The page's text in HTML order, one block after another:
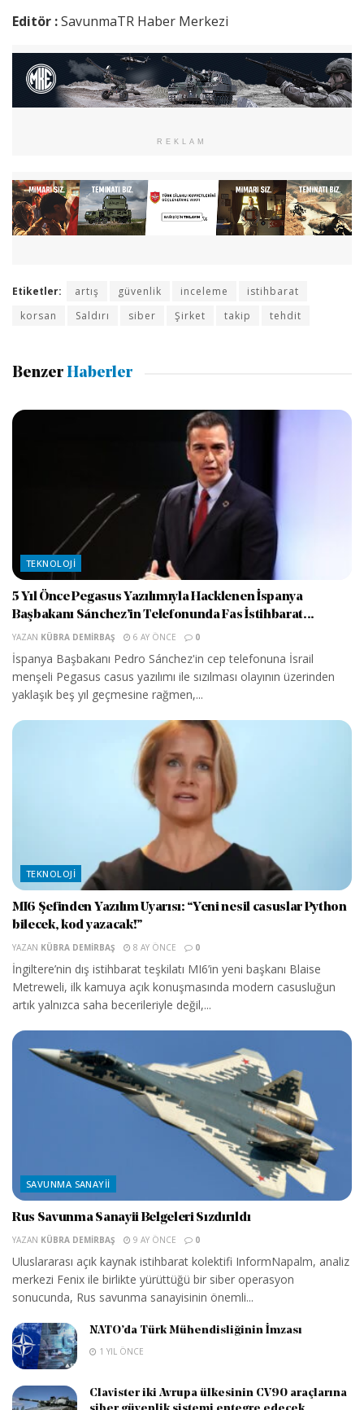
Editör :SavunmaTR Haber Merkezi
REKLAM
Etiketler: artış güvenlik inceleme
istihbarat
korsan
Saldırı siber Şirket takip tehdit
Benzer Haberler
TEKNOLOJI
5 Yıl Önce Pegasus Yazılımıyla Hacklenen İspanya
Başbakanı Sánchez’in Telefonunda Fas İstihbarat...
YAZAN KÜBRA DEMIRBAŞ 6 AY ÖNCE 0
İspanya Başbakanı Pedro Sánchez'in cep telefonuna İsrail
menşeli Pegasus casus yazılımı ile sızılması olayının üzerinden
yaklaşık beş yıl geçmesine rağmen,...
TEKNOLOJI
MI6 Şefinden Yazılım Uyarısı: “Yeni nesil casuslar Python
bilecek, kod yazacak!”
YAZAN KÜBRA DEMIRBAŞ 8 AY ÖNCE 0
İngiltere’nin dış istihbarat teşkilatı MI6’in yeni başkanı Blaise
Metreweli, ilk kamuya açık konuşmasında modern casusluğun
artık yalnızca saha becerileriyle değil,...
SAVUNMA SANAYII
Rus Savunma Sanayii Belgeleri Sızdırıldı
YAZAN KÜBRA DEMIRBAŞ 9 AY ÖNCE 0
Uluslararası açık kaynak istihbarat kolektifi InformNapalm, analiz
merkezi Fenix ile birlikte yürüttüğü bir siber operasyon
sonucunda, Rus savunma sanayisinin önemli...
NATO’da Türk Mühendisliğinin İmzası
1 YIL ÖNCE
Clavister iki Avrupa ülkesinin CV90 araçlarına